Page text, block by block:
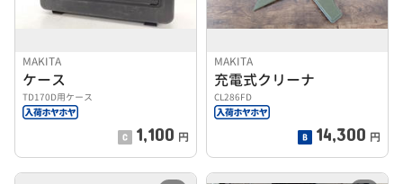
MAKITA
ケース
TD170D用ケース
1,100 円
MAKITA
充電式クリーナ
CL286FD
14,300 円